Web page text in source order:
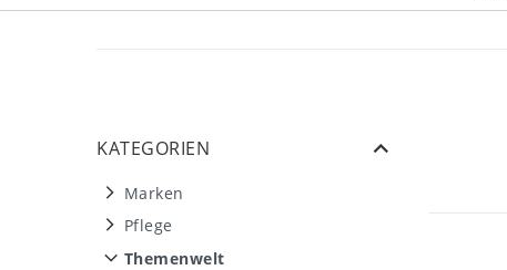
KATEGORIEN
Marken
Pflege
Themenwelt